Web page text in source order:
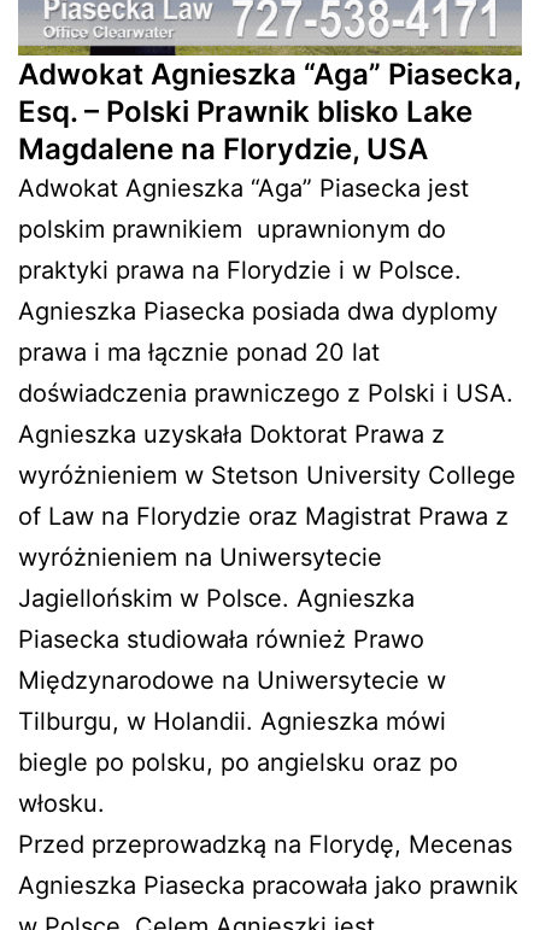
Adwokat Agnieszka “Aga” Piasecka,
Esq. – Polski Prawnik blisko Lake
Magdalene na Florydzie, USA
Adwokat Agnieszka “Aga” Piasecka jest
polskim prawnikiem uprawnionym do
praktyki prawa na Florydzie i w Polsce.
Agnieszka Piasecka posiada dwa dyplomy
prawa i ma łącznie ponad 20 lat
doświadczenia prawniczego z Polski i USA.
Agnieszka uzyskała Doktorat Prawa z
wyróżnieniem w Stetson University College
of Law na Florydzie oraz Magistrat Prawa z
wyróżnieniem na Uniwersytecie
Jagiellońskim w Polsce. Agnieszka
Piasecka studiowała również Prawo
Międzynarodowe na Uniwersytecie w
Tilburgu, w Holandii. Agnieszka mówi
biegle po polsku, po angielsku oraz po
włosku.
Przed przeprowadzką na Florydę, Mecenas
Agnieszka Piasecka pracowała jako prawnik